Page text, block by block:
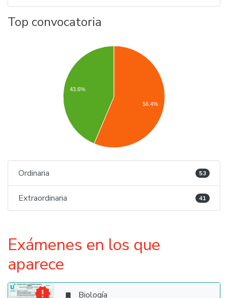
Top convocatoria
43.6%
56.4%
Ordinaria 53
Extraordinaria 41
Exámenes en los que
aparece
  Biología